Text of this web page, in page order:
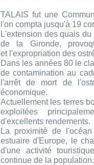
TALAIS fut une
l'on compta
L'extension des quais
de la Gironde,
et l'expropriation des
Dans les années 80 le
de contamination au
l'arrêt de mort de
économique.
Actuellement les terres
exploitées
d'excellents rendements.
La proximité de
estuaire d'Europe, le
d'une activité
continue de la population.